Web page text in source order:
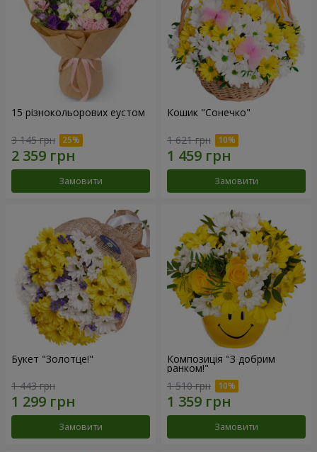
15 різнокольорових еустом
3 145 грн
Замовити
Кошик "Сонечко"
1 621 грн
Замовити
Букет "Золотце!"
1 443 грн
Замовити
Композиція "З добрим
ранком!"
1 510 грн
Замовити